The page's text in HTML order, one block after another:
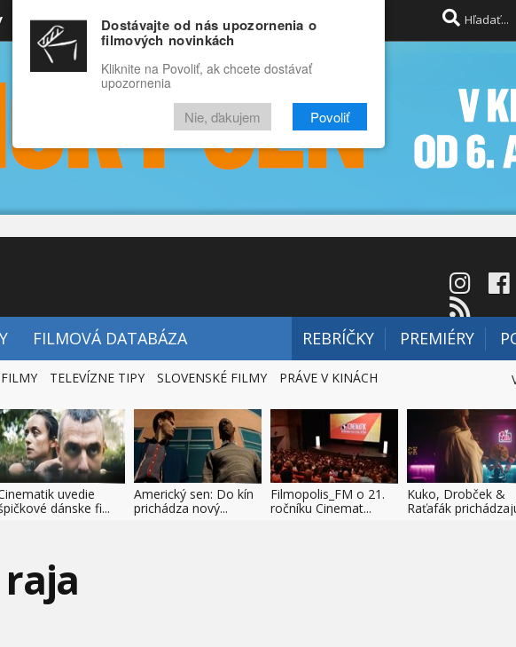
Rozprávky Funny Docu
RECENZIE VIDEÁ FILMY
FILMOVÁ DATABÁZA REBRÍČKY PREMIÉRY
TELEVÍZNE TIPY SLOVENSKÉ FILMY PRÁVE V KINÁCH
uvedie
dánske fi...
Americký sen: Do kín
prichádza nový...
Filmopolis_FM o 21.
ročníku Cinemat...
Kuko, Drobček &
Raťafák
Dostávajte od nás upozornenia o
filmových novinkách
Kliknite na Povoliť, ak chcete dostávať
upozornenia
Nie, ďakujem Povoliť